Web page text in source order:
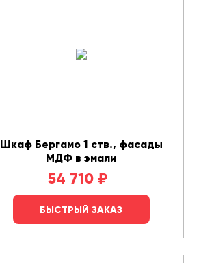
Шкаф Бергамо 1 ств., фасады
МДФ в эмали
54 710 ₽
БЫСТРЫЙ ЗАКАЗ